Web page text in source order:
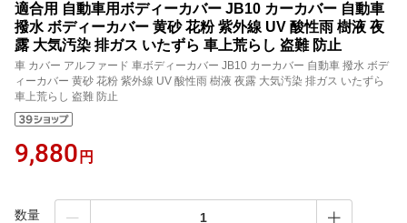
適合用 自動車用ボディーカバー JB10 カーカバー 自動車
撥水 ボディーカバー 黄砂 花粉 紫外線 UV 酸性雨 樹液 夜
露 大気汚染 排ガス いたずら 車上荒らし 盗難 防止
車 カバー アルファード 車ボディーカバー JB10 カーカバー 自動車 撥水 ボデ
ィーカバー 黄砂 花粉 紫外線 UV 酸性雨 樹液 夜露 大気汚染 排ガス いたずら
車上荒らし 盗難 防止
9,880 円
数量